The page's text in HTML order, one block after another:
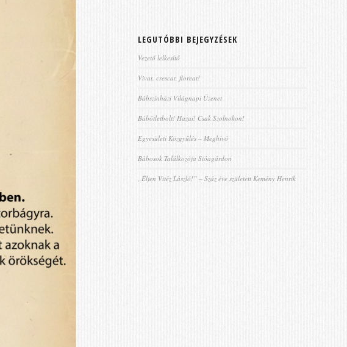
LEGUTÓBBI BEJEGYZÉSEK
Vezető lelkesítő
Vivat, crescat, floreat!
Bábszínházi Világnapi Üzenet
Bábötletbolt! Hazai! Csak Szolnokon!
Egyesületi Közgyűlés – Meghívó
Bábosok Találkozója Sióagárdon
„Éljen Vitéz László!” – Száz éve született Kemény Henrik